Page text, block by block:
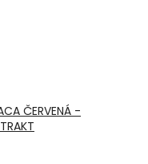
ČERVENÁ -